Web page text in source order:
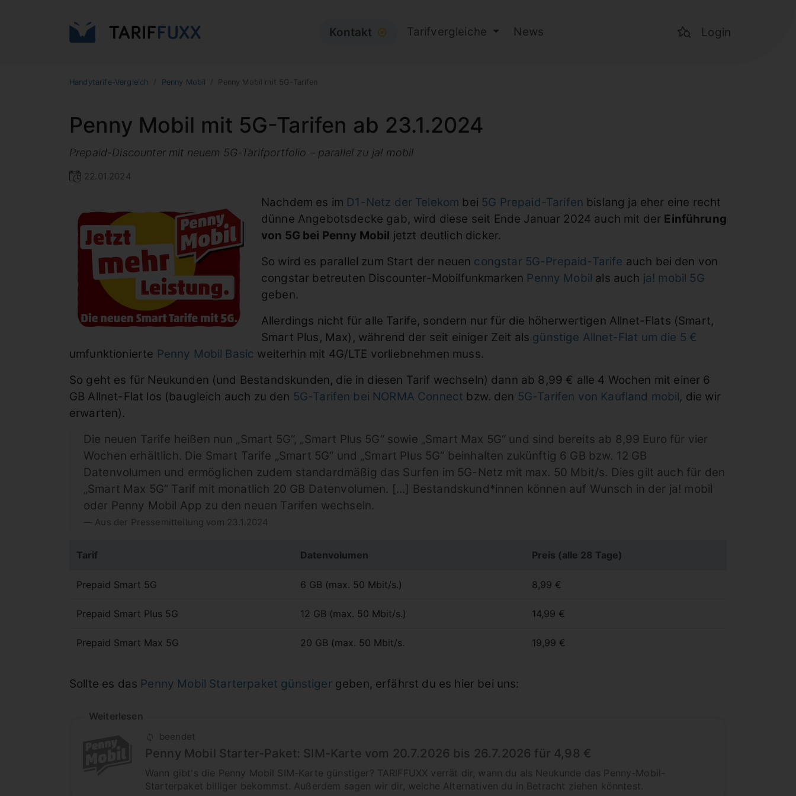
Kontakt ⦿ Tarifvergleiche News Login
Handytarife-Vergleich Penny Mobil Penny Mobil mit 5G-Tarifen
Penny Mobil mit 5G-Tarifen ab 23.1.2024
Prepaid-Discounter mit neuem 5G-Tarifportfolio – parallel zu ja! mobil
22.01.2024
Nachdem es im D1-Netz der Telekom bei 5G Prepaid-Tarifen bislang ja eher eine recht
dünne Angebotsdecke gab, wird diese seit Ende Januar 2024 auch mit der Einführung
von 5G bei Penny Mobil jetzt deutlich dicker.
So wird es parallel zum Start der neuen congstar 5G-Prepaid-Tarife auch bei den von
congstar betreuten Discounter-Mobilfunkmarken Penny Mobil als auch ja! mobil 5G
geben.
Allerdings nicht für alle Tarife, sondern nur für die höherwertigen Allnet-Flats (Smart,
Smart Plus, Max), während der seit einiger Zeit als günstige Allnet-Flat um die 5 €
umfunktionierte Penny Mobil Basic weiterhin mit 4G/LTE vorliebnehmen muss.
So geht es für Neukunden (und Bestandskunden, die in diesen Tarif wechseln) dann ab 8,99 € alle 4 Wochen mit einer 6
GB Allnet-Flat los (baugleich auch zu den 5G-Tarifen bei NORMA Connect bzw. den 5G-Tarifen von Kaufland mobil, die wir
erwarten).
Die neuen Tarife heißen nun „Smart 5G“, „Smart Plus 5G“ sowie „Smart Max 5G“ und sind bereits ab 8,99 Euro für vier
Wochen erhältlich. Die Smart Tarife „Smart 5G“ und „Smart Plus 5G“ beinhalten zukünftig 6 GB bzw. 12 GB
Datenvolumen und ermöglichen zudem standardmäßig das Surfen im 5G-Netz mit max. 50 Mbit/s. Dies gilt auch für den
„Smart Max 5G“ Tarif mit monatlich 20 GB Datenvolumen. [...] Bestandskund*innen können auf Wunsch in der ja! mobil
oder Penny Mobil App zu den neuen Tarifen wechseln.
Aus der Pressemitteilung vom 23.1.2024
Tarif Datenvolumen Preis (alle 28 Tage)
Prepaid Smart 5G 6 GB (max. 50 Mbit/s.) 8,99 €
Prepaid Smart Plus 5G 12 GB (max. 50 Mbit/s.) 14,99 €
Prepaid Smart Max 5G 20 GB (max. 50 Mbit/s. 19,99 €
Sollte es das Penny Mobil Starterpaket günstigergeben, erfährst du es hier bei uns:
Weiterlesen
beendet
Penny Mobil Starter-Paket: SIM-Karte vom 20.7.2026 bis 26.7.2026 für 4,98 €
Wann gibt's die Penny Mobil SIM-Karte günstiger? TARIFFUXX verrät dir, wann du als Neukunde das Penny-Mobil-
Starterpaket billiger bekommst. Außerdem sagen wir dir, welche Alternativen du in Betracht ziehen könntest.